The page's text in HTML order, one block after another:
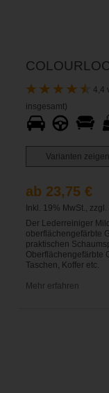
4,4
insgesamt)
Varianten zeigen
ab 23,75 €
Inkl. 19% MwSt., zzgl.
Der Lederreiniger
oberflächengefärbte
praktischen
Oberflächengefärbte
Taschen, Koffer etc.
Mehr erfahren